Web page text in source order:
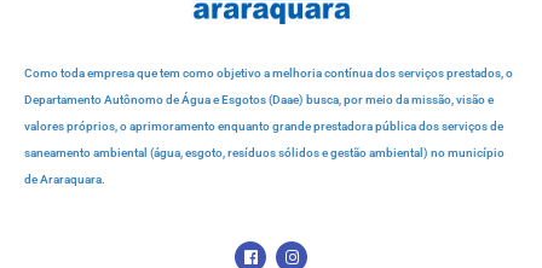
Como toda empresa que tem como objetivo a melhoria contínua dos serviços prestados, o
Departamento Autônomo de Água e Esgotos (Daae) busca, por meio da missão, visão e
valores próprios, o aprimoramento enquanto grande prestadora pública dos serviços de
saneamento ambiental (água, esgoto, resíduos sólidos e gestão ambiental) no município
de Araraquara.